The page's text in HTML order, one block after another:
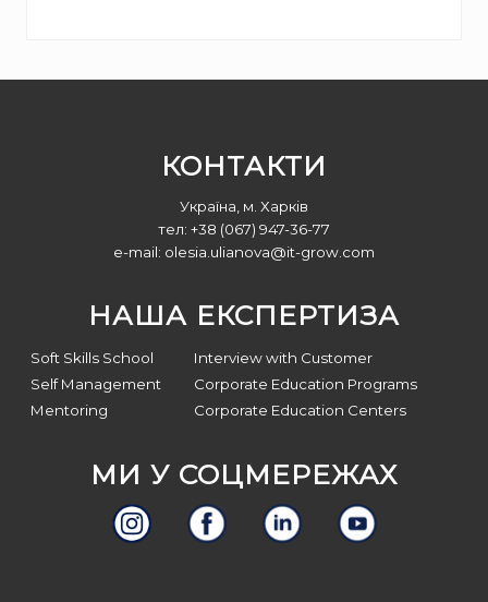
КОНТАКТИ
Україна, м. Харків
тел: +38 (067) 947-36-77
e-mail: olesia.ulianova@it-grow.com
НАША ЕКСПЕРТИЗА
Soft Skills School
Interview with Customer
Self Management
Corporate Education Programs
Mentoring
Corporate Education Centers
МИ У СОЦМЕРЕЖАХ